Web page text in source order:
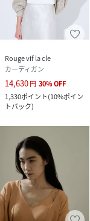
Rouge vif la cle
カーディガン
14,630円 30%OFF
1,330ポイント(10%ポイン
トバック)